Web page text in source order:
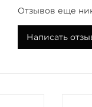
Нанесите
этапе ухода.
Состав
Крем для
Diisostearyl
Отзывов еще
Написать